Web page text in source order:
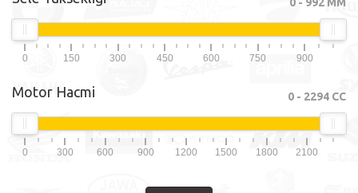
0 150 300 450 600 750 900
Motor Hacmi 0 - 2294 CC
0 300 600 900 1200 1500 1800 2100